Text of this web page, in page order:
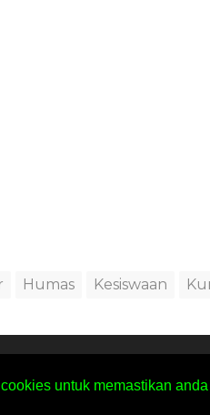
untuk memastikan
Humas Kesiswaan
POLICY